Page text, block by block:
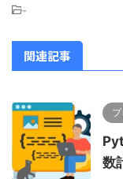
-
関連記事
数